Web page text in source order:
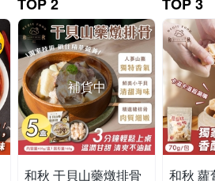
補貨中
和秋 干貝山藥燉排骨
和秋 蘿